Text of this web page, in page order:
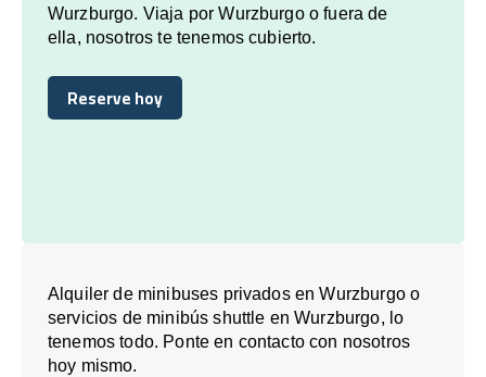
Wurzburgo. Viaja por Wurzburgo o fuera de
ella, nosotros te tenemos cubierto.
Reserve hoy
Reserve hoy
Alquiler de minibuses privados en Wurzburgo o
servicios de minibús shuttle en Wurzburgo, lo
tenemos todo. Ponte en contacto con nosotros
hoy mismo.